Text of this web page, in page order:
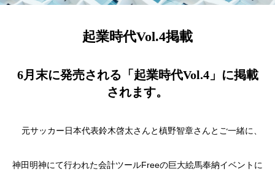
起業時代Vol.4掲載
6月末に発売される「起業時代Vol.4」に掲載
されます。
元サッカー日本代表鈴木啓太さんと槙野智章さんとご一緒に、
神田明神にて行われた会計ツールFreeの巨大絵馬奉納イベントに